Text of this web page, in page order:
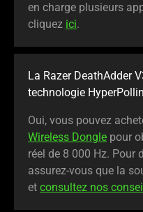
en charge plusieurs
cliquez ici.
La Razer DeathAdder
technologie
Oui, vous pouvez
Wireless Dongle pour
réel de 8 000 Hz. Pour
assurez-vous que la
et consultez nos